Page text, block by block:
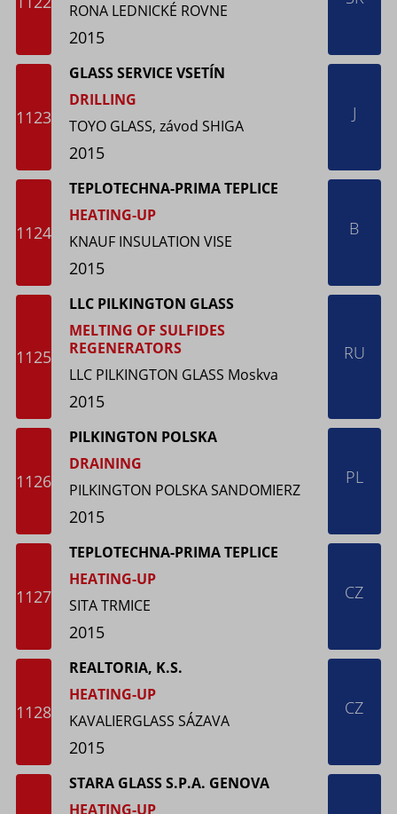
RONA LEDNICKÉ ROVNE
2015
1123
GLASS SERVICE VSETÍN
DRILLING
TOYO GLASS, závod SHIGA
2015
J
1124
TEPLOTECHNA-PRIMA TEPLICE
HEATING-UP
KNAUF INSULATION VISE
2015
B
1125
LLC PILKINGTON GLASS
MELTING OF SULFIDES
REGENERATORS
LLC PILKINGTON GLASS Moskva
2015
RU
1126
PILKINGTON POLSKA
DRAINING
PILKINGTON POLSKA SANDOMIERZ
2015
PL
1127
TEPLOTECHNA-PRIMA TEPLICE
HEATING-UP
SITA TRMICE
2015
CZ
1128
REALTORIA, K.S.
HEATING-UP
KAVALIERGLASS SÁZAVA
2015
CZ
STARA GLASS S.P.A. GENOVA
HEATING-UP